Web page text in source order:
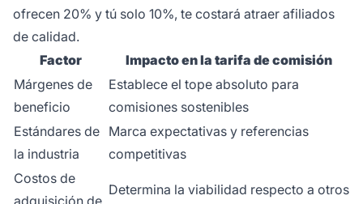
ofrecen 20% y tú solo 10%, te costará atraer afiliados
de calidad.
Factor
Impacto en la tarifa de comisión
Márgenes de
beneficio
Establece el tope absoluto para
comisiones sostenibles
Estándares de
la industria
Marca expectativas y referencias
competitivas
Costos de
adquisición de
Determina la viabilidad respecto a otros